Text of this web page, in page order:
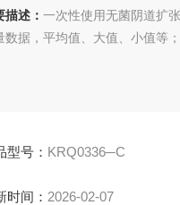
描述：一次性使用无菌阴道扩
数据，平均值、大值、小值等
型号： KRQ0336─C
时间： 2026-02-07